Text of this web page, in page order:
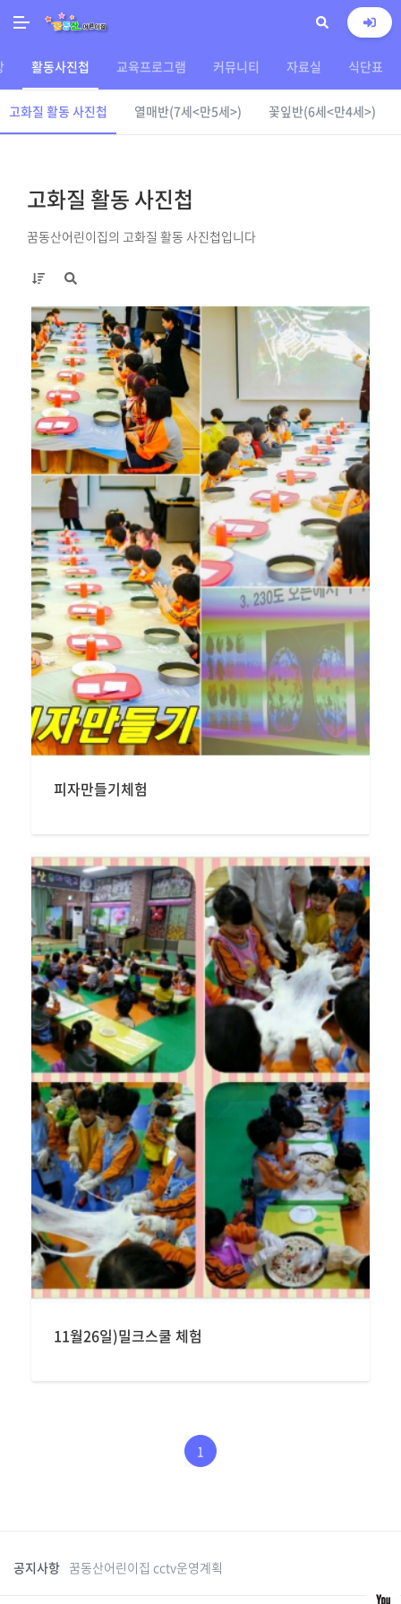
활동사진첩 교육프로그램 커뮤니티 자료실 식단표
고화질 활동 사진첩 열매반(7세<만5세>) 꽃잎반(6세<만4세>)
고화질 활동 사진첩
꿈동산어린이집의 고화질 활동 사진첩입니다
피자만들기체험
11월26일)밀크스쿨 체험
1
공지사항 꿈동산어린이집 cctv운영계획